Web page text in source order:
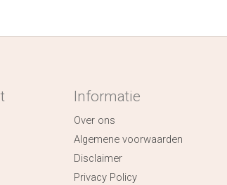
Informatie
Over ons
Algemene voorwaarden
Disclaimer
Privacy Policy